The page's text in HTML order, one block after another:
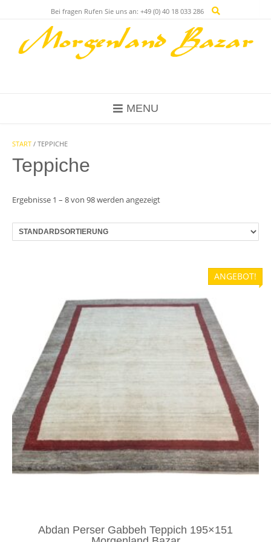
Bei fragen Rufen Sie uns an: +49 (0) 40 18 033 286
MENU
START / TEPPICHE
Teppiche
Ergebnisse 1 – 8 von 98 werden angezeigt
ANGEBOT!
Abdan Perser Gabbeh Teppich 195×151